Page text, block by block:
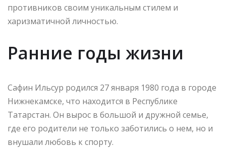
противников своим уникальным стилем и
харизматичной личностью.
Ранние годы жизни
Сафин Ильсур родился 27 января 1980 года в городе
Нижнекамске, что находится в Республике
Татарстан. Он вырос в большой и дружной семье,
где его родители не только заботились о нем, но и
внушали любовь к спорту.